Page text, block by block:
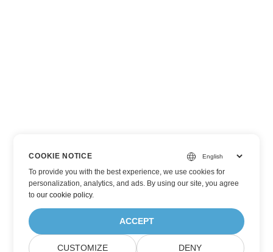
COOKIE NOTICE
To provide you with the best experience, we use cookies for
personalization, analytics, and ads. By using our site, you agree
toour cookie policy.
ACCEPT
CUSTOMIZE DENY